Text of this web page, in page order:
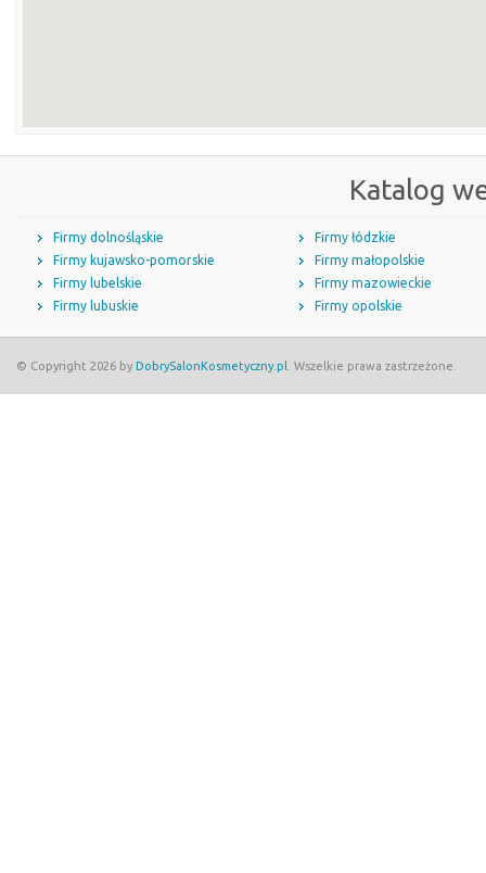
Katalog
Firmy dolnośląskie
Firmy kujawsko-pomorskie
Firmy lubelskie
Firmy lubuskie
Firmy łódzkie
Firmy małopolskie
Firmy mazowieckie
Firmy opolskie
© Copyright 2026 by DobrySalonKosmetyczny.pl . Wszelkie prawa zastrzeżone.